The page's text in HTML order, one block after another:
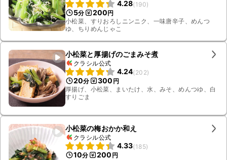
4.28(190)
5分 200円
小松菜、すりおろしニンニク、一味唐辛子、めんつ
ゆ、ちりめんじゃこ
小松菜と厚揚げのごまみそ煮
クラシル公式
4.24(202)
20分 300 円
厚揚げ、小松菜、まいたけ、水、みそ、めんつゆ、白
すりごま
小松菜の梅おかか和え
クラシル公式
4.33(185)
10分 200 円